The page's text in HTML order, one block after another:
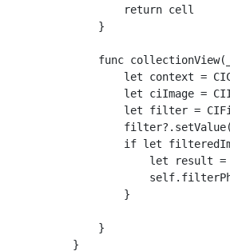
        return cell
    }
func
let context =
let ciImage =
let filter =
if let
let result
        }
    }
}